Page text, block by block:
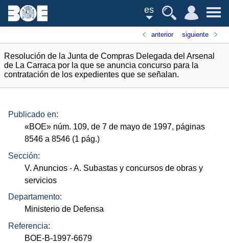
es
anterior siguiente
Resolución de la Junta de Compras Delegada del Arsenal
de La Carraca por la que se anuncia concurso para la
contratación de los expedientes que se señalan.
Publicado en:
«BOE» núm. 109, de 7 de mayo de 1997, páginas
8546 a 8546 (1 pág.)
Sección:
V. Anuncios - A. Subastas y concursos de obras y
servicios
Departamento:
Ministerio de Defensa
Referencia:
BOE-B-1997-6679